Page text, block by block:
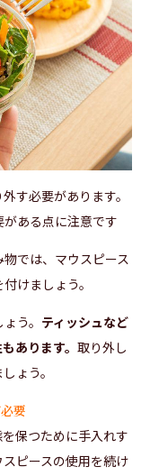
す必要があります。
ある点に注意です
では、マウスピース
けましょう。
う。 ティッシュなど
あります。 取り外し
ょう。
要
保つために手入れす
ピースの使用を続け